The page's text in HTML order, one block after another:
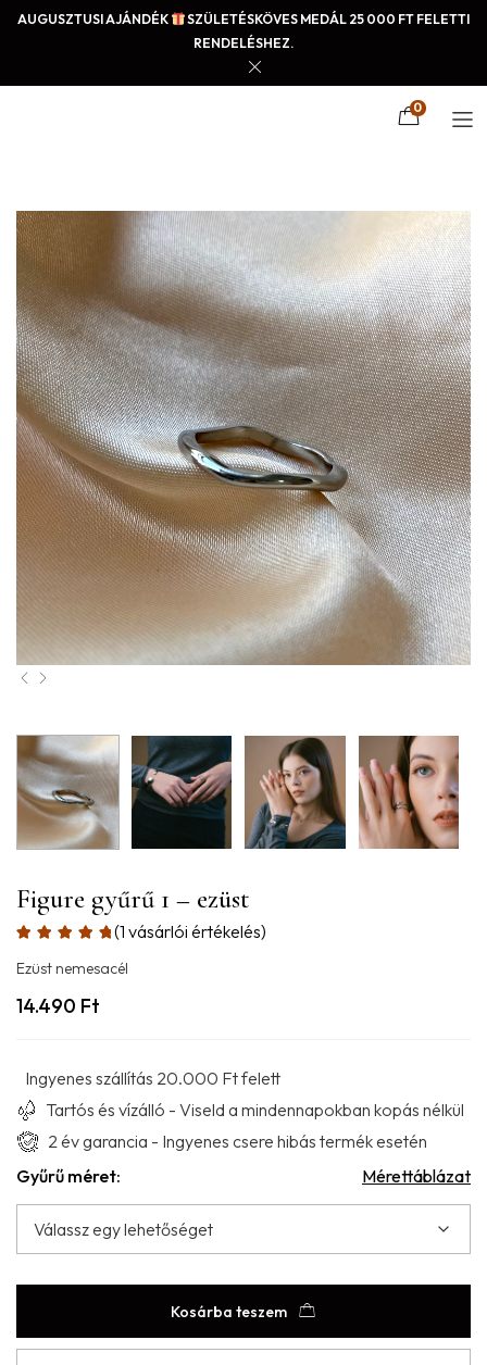
AUGUSZTUSI AJÁNDÉK
SZÜLETÉSKÖVES MEDÁL 25 000 FT FELETTI
RENDELÉSHEZ.
0
Figure gyűrű 1 – ezüst
(1 vásárlói értékelés)
Ezüst nemesacél
14.490 Ft
Ingyenes szállítás 20.000 Ft felett
Tartós és vízálló - Viseld a mindennapokban kopás nélkül
2 év garancia - Ingyenes csere hibás termék esetén
Gyűrű méret:
Mérettáblázat
Kosárba teszem